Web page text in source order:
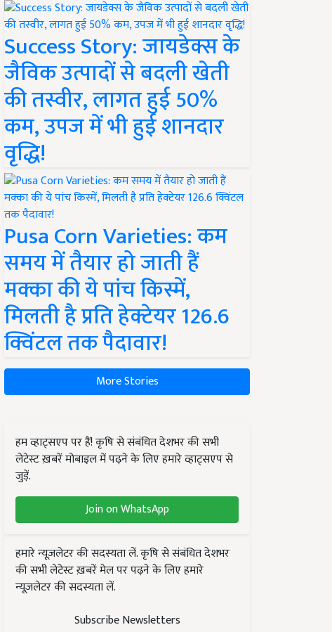
Success Story: जायडेक्स के
जैविक उत्पादों से बदली खेती
की तस्वीर, लागत हुई 50%
कम, उपज में भी हुई शानदार
वृद्धि!
Pusa Corn Varieties: कम
समय में तैयार हो जाती हैं
मक्का की ये पांच किस्में,
मिलती है प्रति हेक्टेयर 126.6
क्विंटल तक पैदावार!
More Stories
हम व्हाट्सएप पर हैं! कृषि से संबंधित देशभर की सभी
लेटेस्ट ख़बरें मोबाइल में पढ़ने के लिए हमारे व्हाट्सएप से
जुड़ें.
Join on WhatsApp
हमारे न्यूज़लेटर की सदस्यता लें. कृषि से संबंधित देशभर
की सभी लेटेस्ट ख़बरें मेल पर पढ़ने के लिए हमारे
न्यूज़लेटर की सदस्यता लें.
Subscribe Newsletters